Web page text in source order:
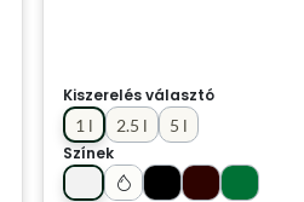
Kiszerelés választó
1 l
2.5 l
5 l
Színek